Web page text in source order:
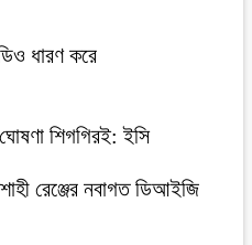
ধারণ করে
শিগগিরই: ইসি
রেঞ্জের নবাগত ডিআইজি